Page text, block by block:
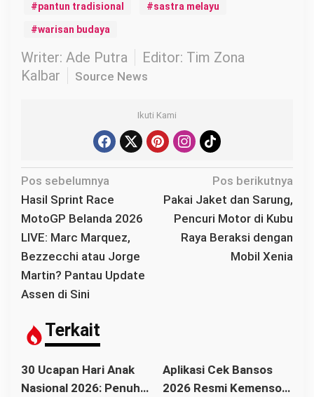
pantun tradisional sastra melayu
warisan budaya
Writer: Ade Putra
Editor: Tim Zona
Kalbar
Source News
Ikuti Kami
N
a
v
i
g
a
s
p
o
s
Pos sebelumnya
Hasil Sprint Race
MotoGP Belanda 2026
LIVE: Marc Marquez,
Bezzecchi atau Jorge
Martin? Pantau Update
Assen di Sini
Pos berikutnya
Pakai Jaket dan Sarung,
Pencuri Motor di Kubu
Raya Beraksi dengan
Mobil Xenia
Terkait
30 Ucapan Hari Anak
Nasional 2026: Penuh
Aplikasi Cek Bansos
2026 Resmi Kemensos,